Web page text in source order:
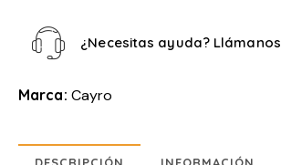
¿Necesitas ayuda? Llámanos
Marca: Cayro